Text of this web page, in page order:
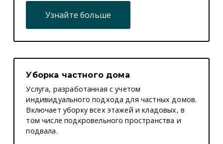
Узнайте больше
Уборка частного дома
Услуга, разработанная с учетом
индивидуального подхода для частных домов.
Включает уборку всех этажей и кладовых, в
том числе подкровельного пространства и
подвала.